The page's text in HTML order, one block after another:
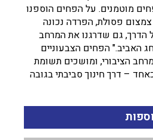
מוטמנים. על הפחים הוספנו
פסולת, הפרדה נכונה
הדרך, גם שדרגנו את המרחב
האביב." הפחים הצבעוניים
הציבורי, ומושכים תשומת
– דרך חינוך סביבתי בגובה